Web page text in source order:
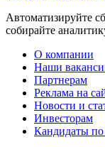
Автоматизируйте
собирайте
О компании
Наши
Партнерам
Реклама на
Новости и
Инвесторам
Кандидаты